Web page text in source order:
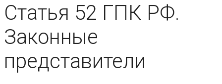
Статья 52 ГПК РФ.
Законные
представители